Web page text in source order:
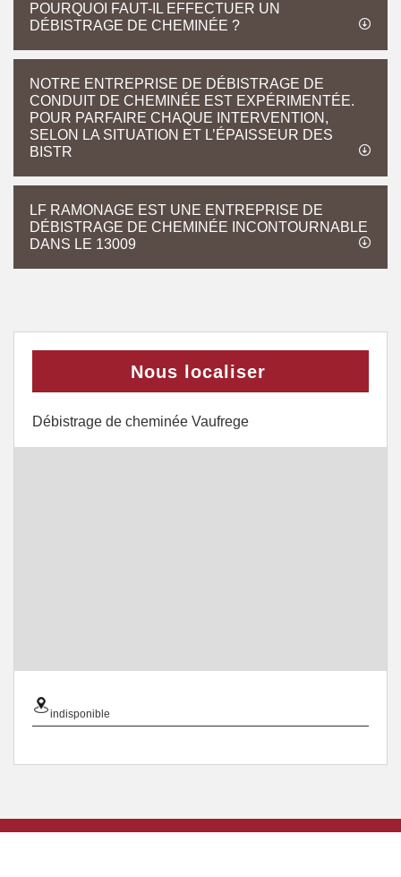
POURQUOI FAUT-IL EFFECTUER UN
DÉBISTRAGE DE CHEMINÉE ?
NOTRE ENTREPRISE DE DÉBISTRAGE DE
CONDUIT DE CHEMINÉE EST EXPÉRIMENTÉE.
POUR PARFAIRE CHAQUE INTERVENTION,
SELON LA SITUATION ET L’ÉPAISSEUR DES
BISTR
LF RAMONAGE EST UNE ENTREPRISE DE
DÉBISTRAGE DE CHEMINÉE INCONTOURNABLE
DANS LE 13009
Nous localiser
Débistrage de cheminée Vaufrege
indisponible